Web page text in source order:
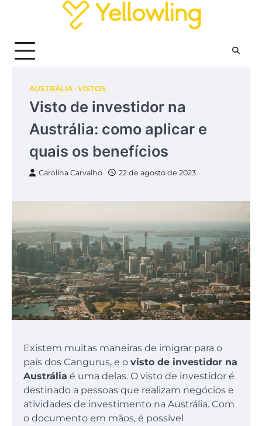
AUSTRÁLIA VISTOS
Visto de investidor na
Austrália: como aplicar e
quais os benefícios
Carolina Carvalho 22 de agosto de 2023
Existem muitas maneiras de imigrar para o
país dos Cangurus, e o visto de investidor na
Austrália é uma delas. O visto de investidor é
destinado a pessoas que realizam negócios e
atividades de investimento na Austrália. Com
o documento em mãos, é possível